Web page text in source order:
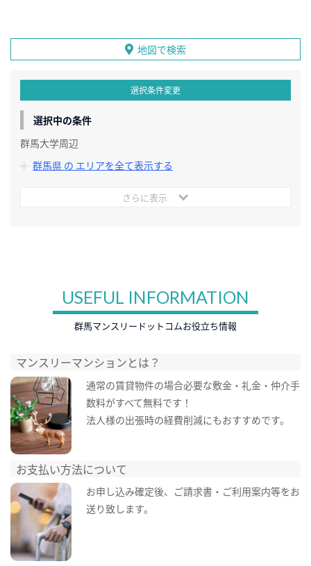
地図で検索
選択条件変更
選択中の条件
群馬大学周辺
群馬県 の エリアを全て表示する
さらに表示
USEFUL INFORMATION
群馬マンスリードットコムお役立ち情報
マンスリーマンションとは？
通常の賃貸物件の場合必要な敷金・礼金・仲介手
数料がすべて無料です！
法人様の出張時の経費削減にもおすすめです。
お支払い方法について
お申し込み確定後、ご請求書・ご利用案内等をお
送り致します。